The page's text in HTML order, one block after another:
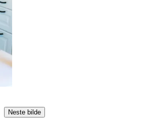
Neste bilde